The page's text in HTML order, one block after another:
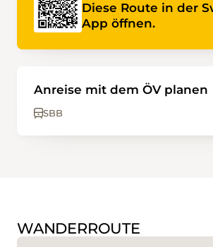
Diese Route in der
App öffnen.
Anreise mit dem ÖV planen
SBB
WANDERROUTE